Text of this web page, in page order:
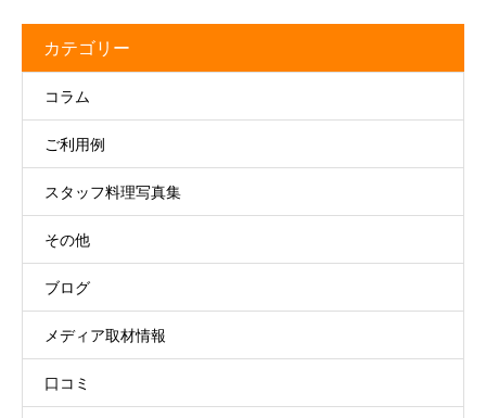
カテゴリー
コラム
ご利用例
スタッフ料理写真集
その他
ブログ
メディア取材情報
口コミ